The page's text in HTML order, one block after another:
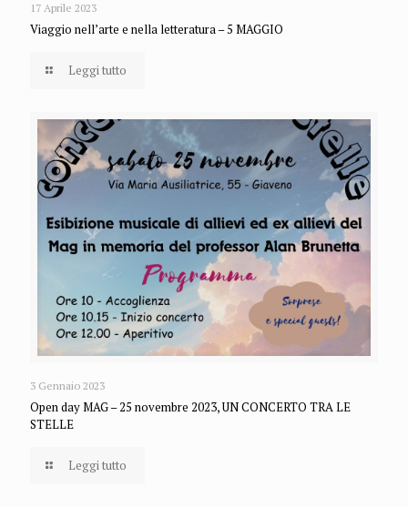
17 Aprile 2023
Viaggio nell’arte e nella letteratura – 5 MAGGIO
Leggi tutto
3 Gennaio 2023
Open day MAG – 25 novembre 2023, UN CONCERTO TRA LE
STELLE
Leggi tutto